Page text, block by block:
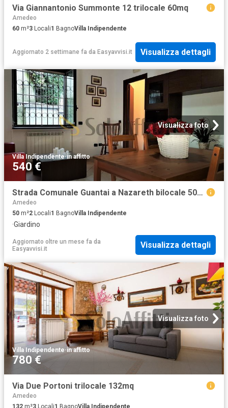
Via Giannantonio Summonte 12 trilocale 60mq
Amedeo
60 m²3 Locali1 BagnoVilla Indipendente
Aggiornato 2 settimane fa da Easyavvisi.it Visualizza dettagli
Visualizza foto
Villa Indipendente·in affitto
540 €
Strada Comunale Guantai a Nazareth bilocale 50mq
Amedeo
50 m²2 Locali1 BagnoVilla Indipendente
·Giardino
Aggiornato oltre un mese fa da
Easyavvisi.it
Visualizza dettagli
Visualizza foto
Villa Indipendente·in affitto
780 €
Via Due Portoni trilocale 132mq
Amedeo
132 m²3 Locali1 BagnoVilla Indipendente